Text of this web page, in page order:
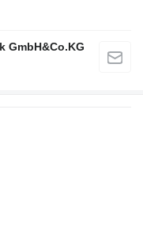
GmbH&Co.KG